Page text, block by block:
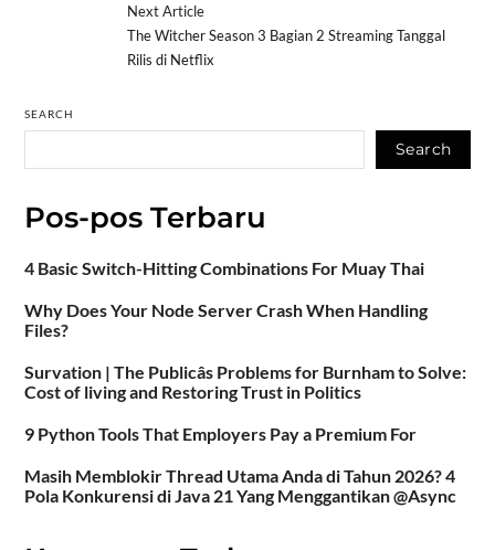
Next Article
The Witcher Season 3 Bagian 2 Streaming Tanggal
Rilis di Netflix
SEARCH
Search
Pos-pos Terbaru
4 Basic Switch-Hitting Combinations For Muay Thai
Why Does Your Node Server Crash When Handling
Files?
Survation | The Publicâs Problems for Burnham to Solve:
Cost of living and Restoring Trust in Politics
9 Python Tools That Employers Pay a Premium For
Masih Memblokir Thread Utama Anda di Tahun 2026? 4
Pola Konkurensi di Java 21 Yang Menggantikan @Async